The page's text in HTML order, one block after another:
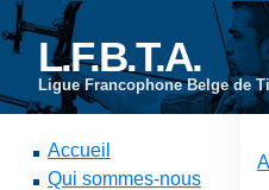
L.F.B.T.A.
Ligue Francophone Belge de
Accueil
Qui sommes-nous